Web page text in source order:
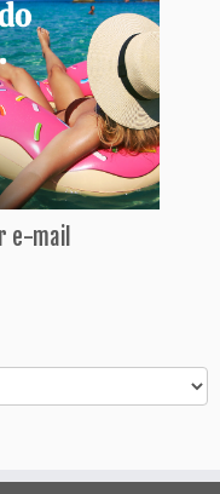
e-mail